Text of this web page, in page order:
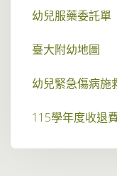
幼兒服藥委託單
臺大附幼地圖
幼兒緊急傷病施
115學年度收退